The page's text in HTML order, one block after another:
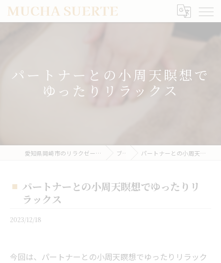
パートナーとの小周天瞑想で
ゆったりリラックス
愛知県岡崎市のリラクゼーションならMUCHA SUERTE ブログ パートナーとの小周天瞑想でゆったりリラックス
パートナーとの小周天瞑想でゆったりリ
ラックス
2023/12/18
今回は、パートナーとの小周天瞑想でゆったりリラック